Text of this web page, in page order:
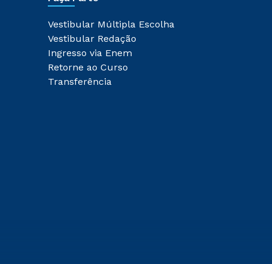
Vestibular Múltipla Escolha
Vestibular Redação
Ingresso via Enem
Retorne ao Curso
Transferência